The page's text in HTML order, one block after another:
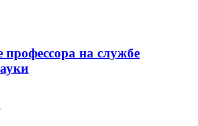
на службе